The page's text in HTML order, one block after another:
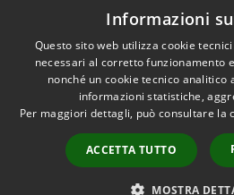
Accessibilità
Privacy
Mappa del sito
Informazioni
Questo sito web utilizza cookie
necessari al corretto funzionamento
nonché un cookie tecnico analitico
informazioni statistiche,
Per maggiori dettagli, può consultare la
ACCETTA TUTTO
MOSTRA